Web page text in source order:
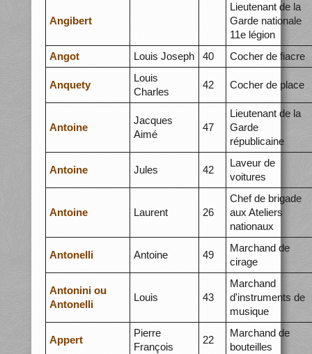
Angibert
Lieutenant de la
Garde nationale
11e légion
Angot
Louis Joseph 40 Cocher de fiacre
Anquety
Louis
Charles
42 Cocher de place
Antoine
Jacques
Aimé
47
Lieutenant de la
Garde
républicaine
Antoine Jules 42
Laveur de
voitures
Antoine Laurent 26
Chef de brigade
aux Ateliers
nationaux
Antonelli Antoine 49
Marchand de
cirage
Antonini ou
Antonelli
Louis 43
Marchand
d'instruments de
musique
Appert
Pierre
François
22
Marchand de
bouteilles